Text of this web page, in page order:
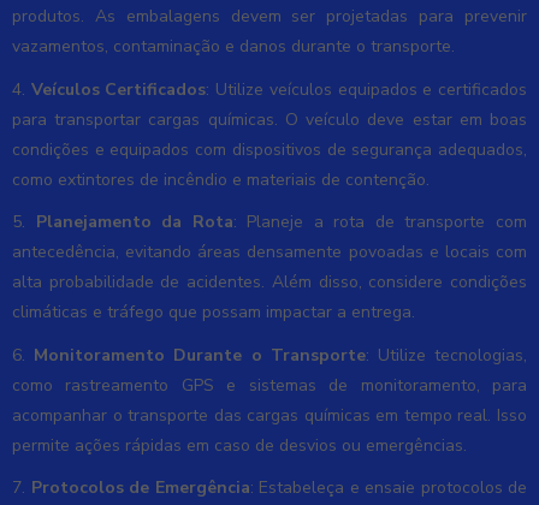
produtos. As embalagens devem ser projetadas para prevenir
vazamentos, contaminação e danos durante o transporte.
4. Veículos Certificados: Utilize veículos equipados e certificados
para transportar cargas químicas. O veículo deve estar em boas
condições e equipados com dispositivos de segurança adequados,
como extintores de incêndio e materiais de contenção.
5. Planejamento da Rota: Planeje a rota de transporte com
antecedência, evitando áreas densamente povoadas e locais com
alta probabilidade de acidentes. Além disso, considere condições
climáticas e tráfego que possam impactar a entrega.
6. Monitoramento Durante o Transporte: Utilize tecnologias,
como rastreamento GPS e sistemas de monitoramento, para
acompanhar o transporte das cargas químicas em tempo real. Isso
permite ações rápidas em caso de desvios ou emergências.
7. Protocolos de Emergência: Estabeleça e ensaie protocolos de